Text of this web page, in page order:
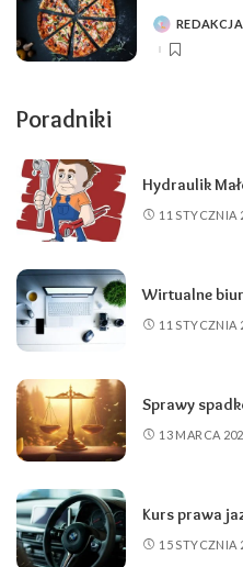
POSTED
Poradniki
Hydraulik
11 STYCZNIA
Wirtualne
11 STYCZNIA
Sprawy
13 MARCA
Kurs prawa
15 STYCZNIA